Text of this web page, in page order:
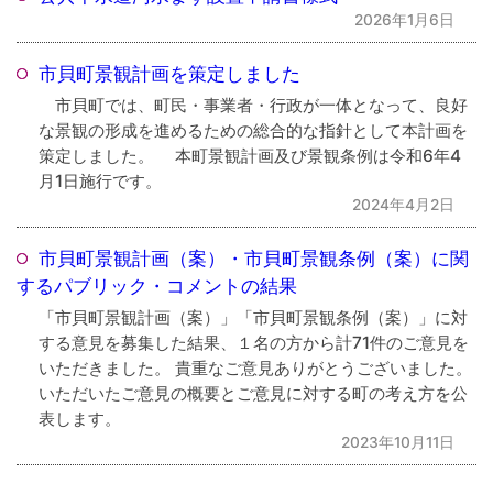
2026年1月6日
市貝町景観計画を策定しました
市貝町では、町民・事業者・行政が一体となって、良好
な景観の形成を進めるための総合的な指針として本計画を
策定しました。 本町景観計画及び景観条例は令和6年4
月1日施行です。
2024年4月2日
市貝町景観計画（案）・市貝町景観条例（案）に関
するパブリック・コメントの結果
「市貝町景観計画（案）」「市貝町景観条例（案）」に対
する意見を募集した結果、１名の方から計71件のご意見を
いただきました。 貴重なご意見ありがとうございました。
いただいたご意見の概要とご意見に対する町の考え方を公
表します。
2023年10月11日